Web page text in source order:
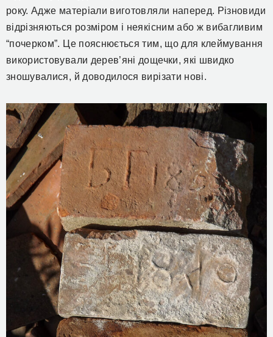
року. Адже матеріали виготовляли наперед. Різновиди
відрізняються розміром і неякісним або ж вибагливим
“почерком”. Це пояснюється тим, що для клеймування
використовували дерев’яні дощечки, які швидко
зношувалися, й доводилося вирізати нові.